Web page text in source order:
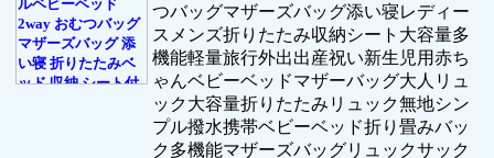
つバッグマザーズバッグ添い寝レディー
スメンズ折りたたみ収納シート大容量多
機能軽量旅行外出出産祝い新生児用赤ち
ゃんベビーベッドマザーバッグ大人リュ
ック大容量折りたたみリュック無地シン
プル撥水携帯ベビーベッド折り畳みバッ
ク多機能マザーズバッグリュックサック